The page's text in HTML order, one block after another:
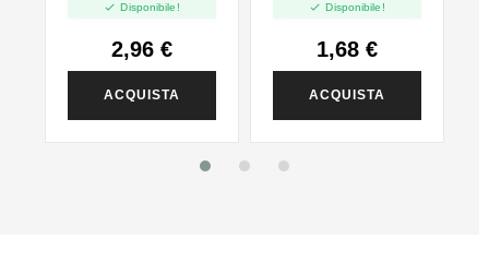
120ml
 Disponibile!
2,96 €
ACQUISTA
 Disponibile!
1,68 €
ACQUISTA